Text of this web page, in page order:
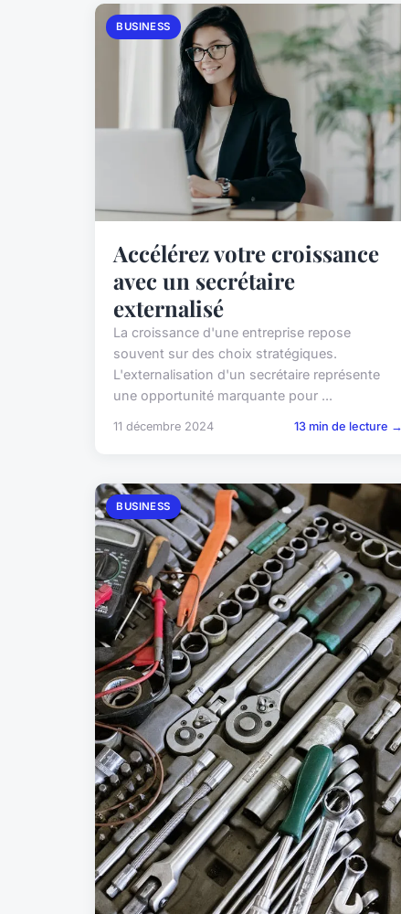
BUSINESS
Accélérez votre croissance
avec un secrétaire
externalisé
La croissance d'une entreprise repose
souvent sur des choix stratégiques.
L'externalisation d'un secrétaire représente
une opportunité marquante pour ...
11 décembre 2024 13 min de lecture →
BUSINESS